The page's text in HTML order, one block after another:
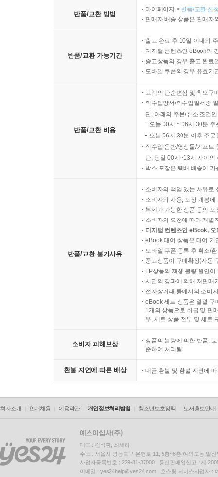
반품/교환 방법
마이페이지 > 반품/교환 신
판매자 배송 상품은 판매자
반품/교환 가능기간
출고 완료 후 10일 이내의
디지털 콘텐츠인 eBook의
중고상품의 경우 출고 완료
모바일 쿠폰의 경우 유효기
반품/교환 비용
고객의 단순변심 및 착오구
직수입양서/직수입일서중
단, 아래의 주문/취소 조건
오늘 00시 ~ 06시 30분
오늘 06시 30분 이후 주
직수입 음반/영상물/기프트
단, 당일 00시~13시 사이의
박스 포장은 택배 배송이
반품/교환 불가사유
소비자의 책임 있는 사유로
소비자의 사용, 포장 개봉
복제가 가능한 상품 등의
소비자의 요청에 따라 개별
디지털 컨텐츠인 eBook,
eBook 대여 상품은 대여 기
모바일 쿠폰 등록 후 취소/
중고상품이 구매확정(자동
LP상품의 재생 불량 원인
시간의 경과에 의해 재판매
전자상거래 등에서의 소비
eBook 세트 상품은 일괄 구
1개의 상품으로 취급 및 판
우, 세트 상품 전부 및 세트
소비자 피해보상
상품의 불량에 의한 반품,
준하여 처리됨
환불 지연에 따른 배상 대금 환불 및 환불 지연에
회사소개 인재채용 이용약관 개인정보처리방침 청소년보호정책 도서홍보안내
대표 : 김석환, 최세라
주소 : 서울시 영등포구 은행로 11, 5층~6층(여의도동,일신
사업자등록번호 : 229-81-37000 통신판매업신고 : 제
이메일 : yes24help@yes24.com 호스팅 서비스사업자 :